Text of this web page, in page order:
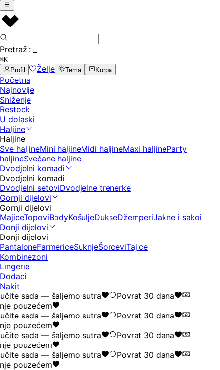
Pretraži:
⌘K
Profil
Želje Tema Korpa
Početna
Najnovije
Sniženje
Restock
U dolaski
Haljine
Haljine
Sve haljineMini haljineMidi haljineMaxi haljineParty
haljineSvečane haljine
Dvodjelni komadi
Dvodjelni komadi
Dvodjelni setoviDvodjelne trenerke
Gornji dijelovi
Gornji dijelovi
MajiceTopoviBodyKošuljeDukseDžemperiJakne i sakoi
Donji dijelovi
Donji dijelovi
PantaloneFarmericeSuknjeŠorceviTajice
Kombinezoni
Lingerie
Dodaci
Nakit
sada — šaljemo sutra
Povrat 30 dana
pouzećem
sada — šaljemo sutra
Povrat 30 dana
pouzećem
sada — šaljemo sutra
Povrat 30 dana
pouzećem
sada — šaljemo sutra
Povrat 30 dana
pouzećem